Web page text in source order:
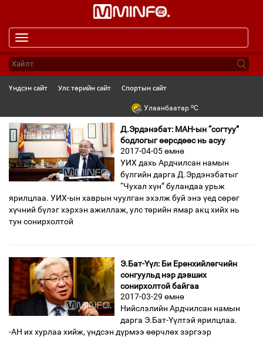
navigation
Үндсэн сайт Улс төрийн сайт Спортын сайт
Улаанбаатар oC
Д.Эрдэнэбат: МАН-ын “согтуу”
бодлогыг өөрсдөөс нь асуу
2017-04-05 өмнө
УИХ дахь Ардчилсан намын
бүлгийн дарга Д.Эрдэнэбатыг
“Чухал хүн” буландаа урьж
ярилцлаа. УИХ-ын хаврын чуулган эхэлж буй энэ үед сөрөг
хүчний бүлэг хэрхэн ажиллаж, улс төрийн ямар акц хийх нь
тун сонирхолтой
Э.Бат-Үүл: Би Ерөнхийлөгчийн
сонгуульд нэр дэвших
сонирхолтой байгаа
2017-03-29 өмнө
Нийслэлийн Ардчилсан намын
дарга Э.Бат-Үүлтэй ярилцлаа.
-АН их хурлаа хийж, үндсэн дүрмээ өөрчлөх зэргээр